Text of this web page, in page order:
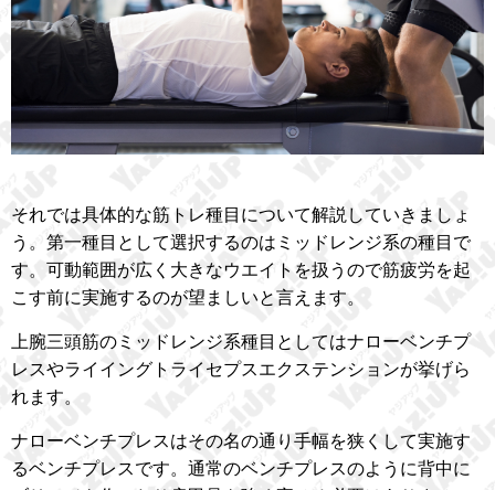
それでは具体的な筋トレ種目について解説していきましょ
う。第一種目として選択するのはミッドレンジ系の種目で
す。可動範囲が広く大きなウエイトを扱うので筋疲労を起
こす前に実施するのが望ましいと言えます。
上腕三頭筋のミッドレンジ系種目としてはナローベンチプ
レスやライイングトライセプスエクステンションが挙げら
れます。
ナローベンチプレスはその名の通り手幅を狭くして実施す
るベンチプレスです。通常のベンチプレスのように背中に